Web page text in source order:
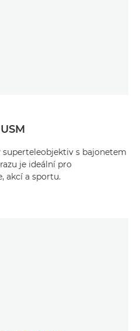
superteleobjektiv s bajonetem
je ideální pro
akcí a sportu.